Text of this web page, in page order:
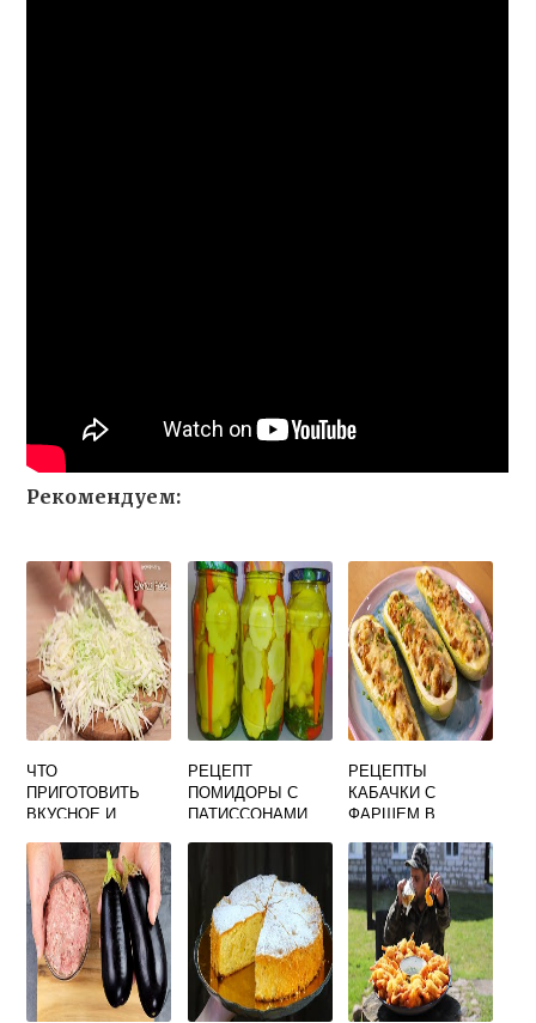
Рекомендуем:
ЧТО
ПРИГОТОВИТЬ
ВКУСНОЕ И
РЕЦЕПТ
ПОМИДОРЫ С
ПАТИССОНАМИ
РЕЦЕПТЫ
КАБАЧКИ С
ФАРШЕМ В
БЫСТРО И
ВКУСНО